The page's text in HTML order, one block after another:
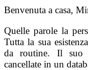
Benvenuta a casa,
Quelle parole la
Tutta la sua
da routine. Il suo
cancellate in un